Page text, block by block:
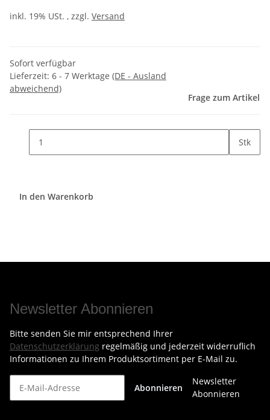
inkl. 19% USt. , zzgl. Versand
Sofort verfügbar
Lieferzeit: 6 - 7 Werktage (DE - Ausland
abweichend)
Frage zum Artikel
Stk
In den Warenkorb
Newsletter Abonnieren
Bitte senden Sie mir entsprechend Ihrer
Datenschutzerklärung regelmäßig und jederzeit widerruflich
Informationen zu Ihrem Produktsortiment per E-Mail zu.
Abonnieren
Newsletter
Abonnieren